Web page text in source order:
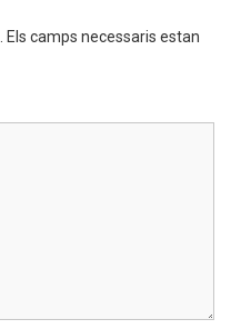
Els camps necessaris estan